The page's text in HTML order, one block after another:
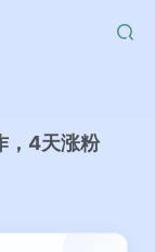
，4天涨粉